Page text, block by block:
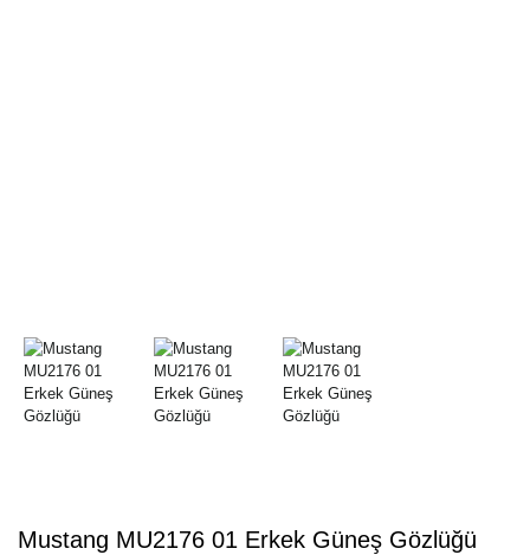
Mustang MU2176 01 Erkek Güneş Gözlüğü